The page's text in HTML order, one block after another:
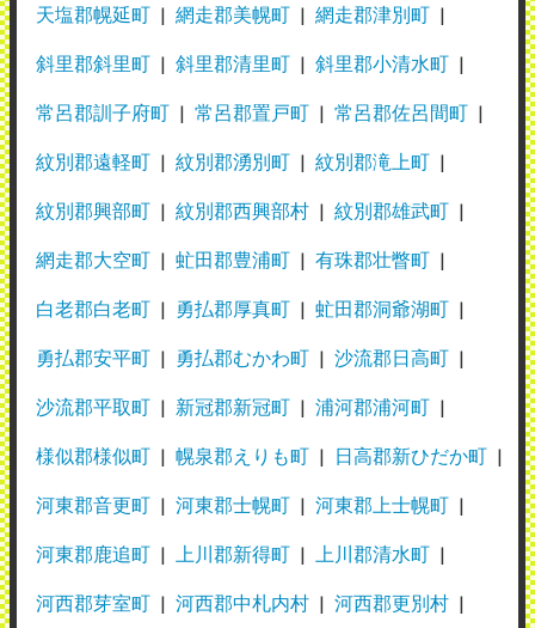
天塩郡幌延町 網走郡美幌町 網走郡津別町
斜里郡斜里町 斜里郡清里町 斜里郡小清水町
常呂郡訓子府町 常呂郡置戸町 常呂郡佐呂間町
紋別郡遠軽町 紋別郡湧別町 紋別郡滝上町
紋別郡興部町 紋別郡西興部村 紋別郡雄武町
網走郡大空町 虻田郡豊浦町 有珠郡壮瞥町
白老郡白老町 勇払郡厚真町 虻田郡洞爺湖町
勇払郡安平町 勇払郡むかわ町 沙流郡日高町
沙流郡平取町 新冠郡新冠町 浦河郡浦河町
様似郡様似町 幌泉郡えりも町 日高郡新ひだか町
河東郡音更町 河東郡士幌町 河東郡上士幌町
河東郡鹿追町 上川郡新得町 上川郡清水町
河西郡芽室町 河西郡中札内村 河西郡更別村